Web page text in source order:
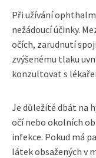
Při užívání
nežádoucí účinky.
očích, zarudnutí
zvýšenému tlaku
konzultovat s
Je důležité dbát na
očí nebo okolních
infekce. Pokud má
látek obsažených v